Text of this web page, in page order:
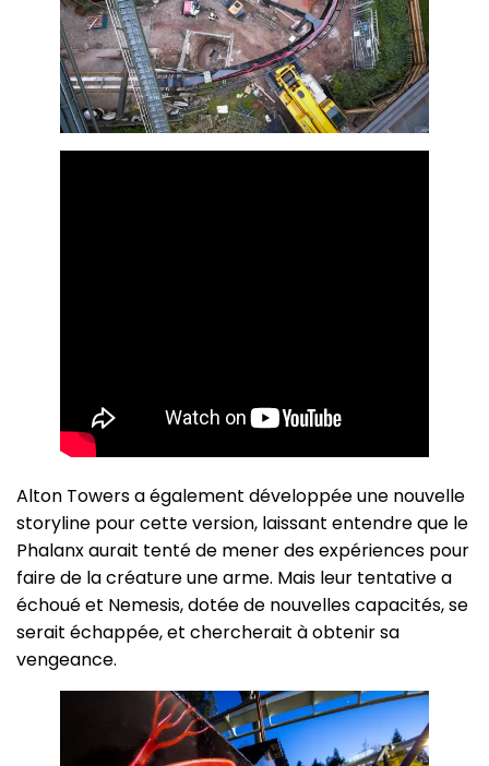
Alton Towers a également développée une nouvelle
storyline pour cette version, laissant entendre que le
Phalanx aurait tenté de mener des expériences pour
faire de la créature une arme. Mais leur tentative a
échoué et Nemesis, dotée de nouvelles capacités, se
serait échappée, et chercherait à obtenir sa
vengeance.